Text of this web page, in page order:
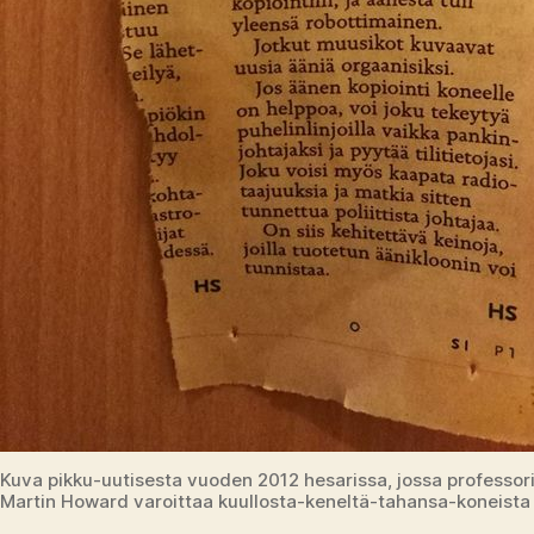
Kuva pikku-uutisesta vuoden 2012 hesarissa, jossa
Martin Howard varoittaa kuullosta-keneltä-tahansa-koneista